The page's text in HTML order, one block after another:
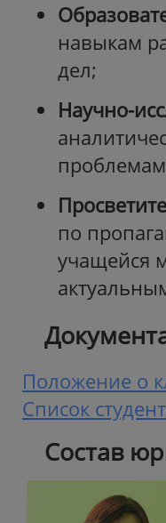
навыкам
дел;
Научно-
по
учащейся
Положение о
Список
Состав